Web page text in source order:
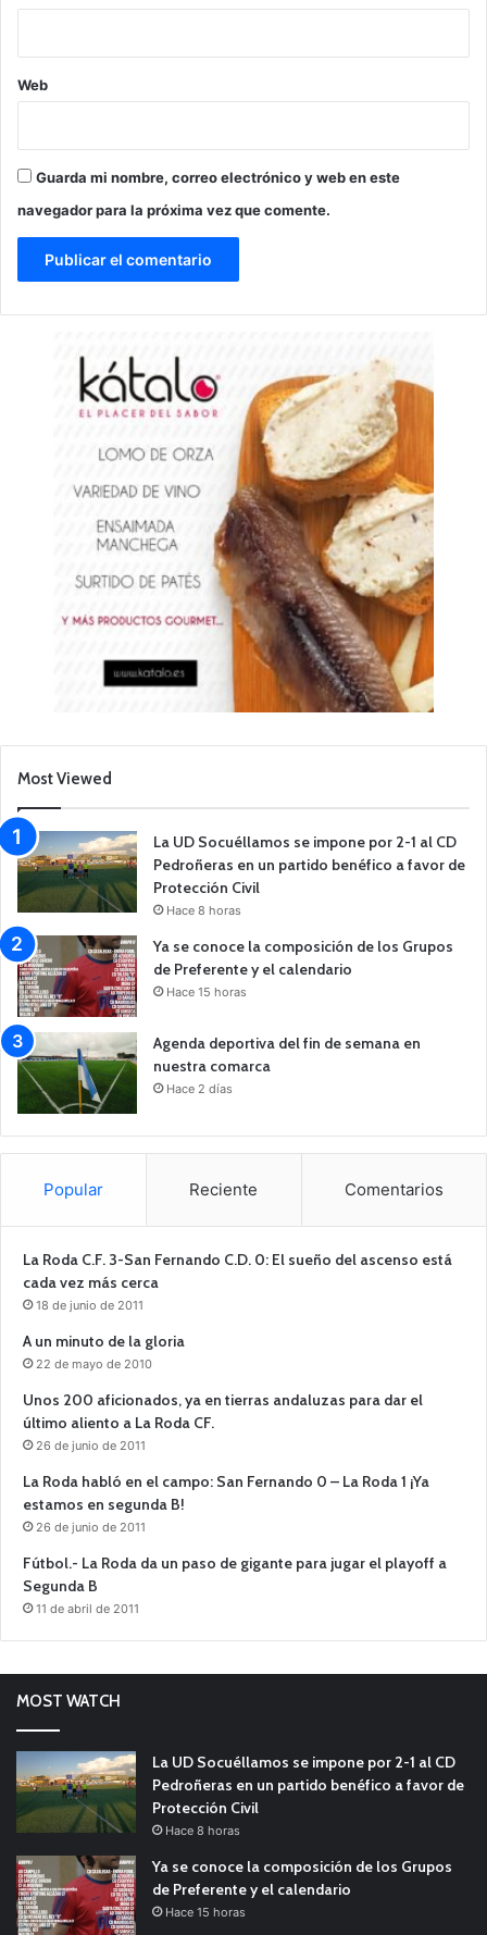
Web
Guarda mi nombre, correo electrónico y web en este
navegador para la próxima vez que comente.
Most Viewed
La UD Socuéllamos se impone por 2-1 al CD
Pedroñeras en un partido benéfico a favor de
Protección Civil
Hace 8 horas
Ya se conoce la composición de los Grupos
de Preferente y el calendario
Hace 15 horas
Agenda deportiva del fin de semana en
nuestra comarca
Hace 2 días
Popular Reciente Comentarios
La Roda C.F. 3-San Fernando C.D. 0: El sueño del ascenso está
cada vez más cerca
18 de junio de 2011
A un minuto de la gloria
22 de mayo de 2010
Unos 200 aficionados, ya en tierras andaluzas para dar el
último aliento a La Roda CF.
26 de junio de 2011
La Roda habló en el campo: San Fernando 0 – La Roda 1 ¡Ya
estamos en segunda B!
26 de junio de 2011
Fútbol.- La Roda da un paso de gigante para jugar el playoff a
Segunda B
11 de abril de 2011
MOST WATCH
La UD Socuéllamos se impone por 2-1 al CD
Pedroñeras en un partido benéfico a favor de
Protección Civil
Hace 8 horas
Ya se conoce la composición de los Grupos
de Preferente y el calendario
Hace 15 horas